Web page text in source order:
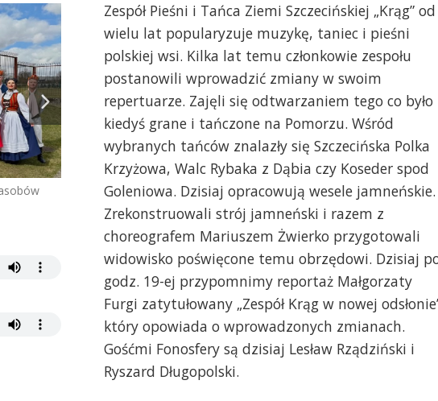
Panna młoda, fot z zasobów ZPiT Ziemi
Szczecińskiej Krąg
Pan młody, fot z
Zespół Pieśni i Tańca Ziemi Szczecińskiej „Krąg” od
wielu lat popularyzuje muzykę, taniec i pieśni
polskiej wsi. Kilka lat temu członkowie zespołu
postanowili wprowadzić zmiany w swoim
repertuarze. Zajęli się odtwarzaniem tego co było
kiedyś grane i tańczone na Pomorzu. Wśród
wybranych tańców znalazły się Szczecińska Polka
Krzyżowa, Walc Rybaka z Dąbia czy Koseder spod
Goleniowa. Dzisiaj opracowują wesele jamneńskie.
Zrekonstruowali strój jamneński i razem z
choreografem Mariuszem Żwierko przygotowali
widowisko poświęcone temu obrzędowi. Dzisiaj
godz. 19-ej przypomnimy reportaż Małgorzaty
Furgi zatytułowany „Zespół Krąg w nowej
który opowiada o wprowadzonych zmianach.
Gośćmi Fonosfery są dzisiaj Lesław Rządziński i
Ryszard Długopolski.